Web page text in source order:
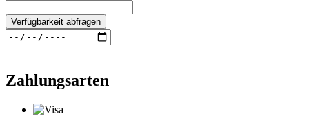
Verfügbarkeit abfragen
Zahlungsarten